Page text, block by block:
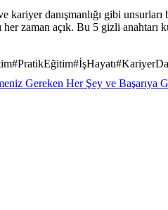
danışmanlığı gibi
her zaman açık. Bu 5 gizli
#PratikEğitim#İşHayatı#
Gereken Her Şey ve Başarıya